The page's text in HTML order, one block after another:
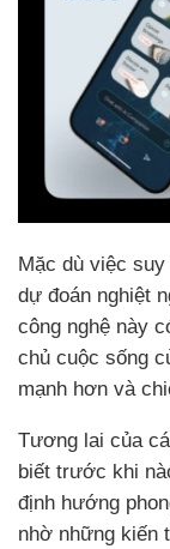
Mặc dù việc
dự đoán nghiệt
công nghệ này
chủ cuộc sống
mạnh hơn và
Tương lai của
biết trước khi
định hướng
nhờ những kiến